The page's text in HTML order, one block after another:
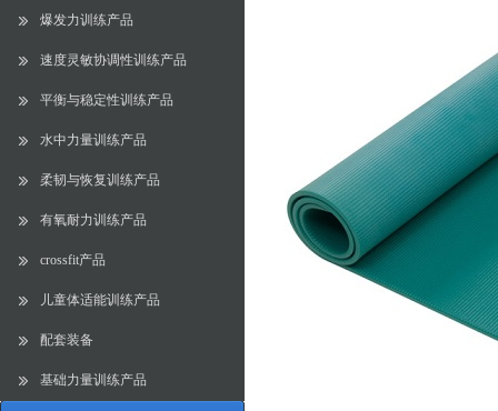
爆发力训练产品
速度灵敏协调性训练产品
平衡与稳定性训练产品
水中力量训练产品
柔韧与恢复训练产品
有氧耐力训练产品
crossfit产品
儿童体适能训练产品
配套装备
基础力量训练产品